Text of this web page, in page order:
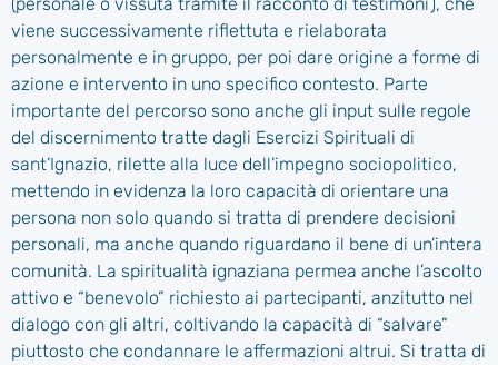
viene successivamente riflettuta e rielaborata
personalmente e in gruppo, per poi dare origine a forme di
azione e intervento in uno specifico contesto. Parte
importante del percorso sono anche gli input sulle regole
del discernimento tratte dagli Esercizi Spirituali di
sant’Ignazio, rilette alla luce dell’impegno sociopolitico,
mettendo in evidenza la loro capacità di orientare una
persona non solo quando si tratta di prendere decisioni
personali, ma anche quando riguardano il bene di un’intera
comunità. La spiritualità ignaziana permea anche l’ascolto
attivo e “benevolo” richiesto ai partecipanti, anzitutto nel
dialogo con gli altri, coltivando la capacità di “salvare”
piuttosto che condannare le affermazioni altrui. Si tratta di